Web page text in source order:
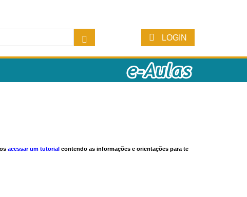
LOGIN
acessar um tutorial contendo as informações e orientações para te